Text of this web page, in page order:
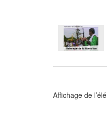
Affichage de